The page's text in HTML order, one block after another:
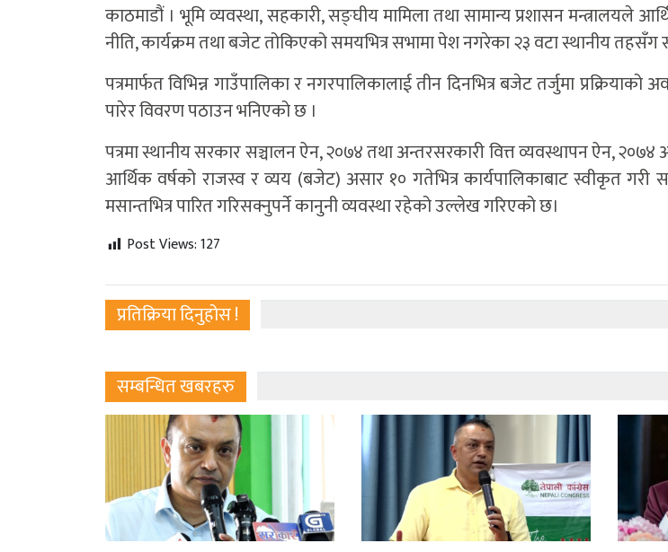
काठमाडौं । भूमि व्यवस्था, सहकारी, सङ्घीय मामिला तथा सामान्य प्रशासन मन्त्रालयले
नीति, कार्यक्रम तथा बजेट तोकिएको समयभित्र सभामा पेश नगरेका २३ वटा स्थानीय तहसँग
पत्रमार्फत विभिन्न गाउँपालिका र नगरपालिकालाई तीन दिनभित्र बजेट तर्जुमा प्रक्रियाको
पारेर विवरण पठाउन भनिएको छ ।
पत्रमा स्थानीय सरकार सञ्चालन ऐन, २०७४ तथा अन्तरसरकारी वित्त व्यवस्थापन ऐन,
आर्थिक वर्षको राजस्व र व्यय (बजेट) असार १० गतेभित्र कार्यपालिकाबाट स्वीकृत गरी
मसान्तभित्र पारित गरिसक्नुपर्ने कानुनी व्यवस्था रहेको उल्लेख गरिएको छ।
Post Views:127
प्रतिक्रिया दिनुहोस !
सम्बन्धित खबरहरु